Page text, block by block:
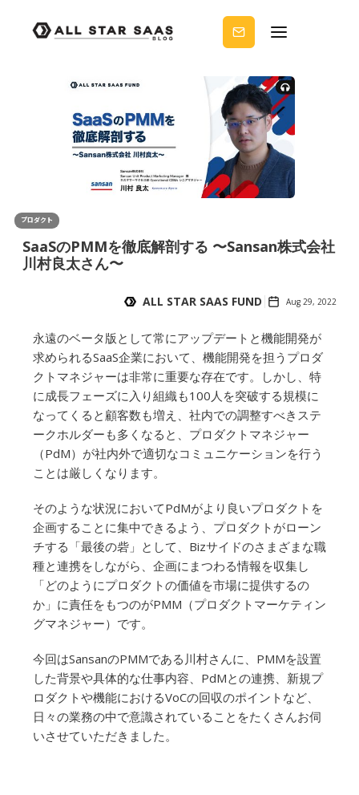
ノウ
ハウ
を受
りま
せん
か？
プロダクト
SaaSのPMMを徹底解剖する 〜Sansan株式会社
川村良太さん〜
ALL STAR SAAS FUND Aug 29, 2022
永遠のベータ版として常にアップデートと機能開発が
求められるSaaS企業において、機能開発を担うプロダ
クトマネジャーは非常に重要な存在です。しかし、特
に成長フェーズに入り組織も100人を突破する規模に
なってくると顧客数も増え、社内での調整すべきステ
ークホルダーも多くなると、プロダクトマネジャー
（PdM）が社内外で適切なコミュニケーションを行う
ことは厳しくなります。
そのような状況においてPdMがより良いプロダクトを
企画することに集中できるよう、プロダクトがローン
チする「最後の砦」として、Bizサイドのさまざまな職
種と連携をしながら、企画にまつわる情報を収集し
「どのようにプロダクトの価値を市場に提供するの
か」に責任をもつのがPMM（プロダクトマーケティン
グマネジャー）です。
今回はSansanのPMMである川村さんに、PMMを設置
した背景や具体的な仕事内容、PdMとの連携、新規プ
ロダクトや機能におけるVoCの回収のポイントなど、
日々の業務の中で意識されていることをたくさんお伺
いさせていただきました。